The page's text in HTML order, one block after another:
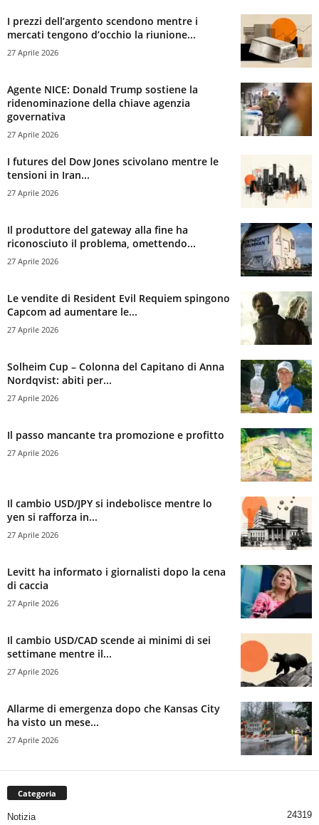
I prezzi dell’argento scendono mentre i
mercati tengono d’occhio la riunione...
27 Aprile 2026
Agente NICE: Donald Trump sostiene la
ridenominazione della chiave agenzia
governativa
27 Aprile 2026
I futures del Dow Jones scivolano mentre le
tensioni in Iran...
27 Aprile 2026
Il produttore del gateway alla fine ha
riconosciuto il problema, omettendo...
27 Aprile 2026
Le vendite di Resident Evil Requiem spingono
Capcom ad aumentare le...
27 Aprile 2026
Solheim Cup – Colonna del Capitano di Anna
Nordqvist: abiti per...
27 Aprile 2026
Il passo mancante tra promozione e profitto
27 Aprile 2026
Il cambio USD/JPY si indebolisce mentre lo
yen si rafforza in...
27 Aprile 2026
Levitt ha informato i giornalisti dopo la cena
di caccia
27 Aprile 2026
Il cambio USD/CAD scende ai minimi di sei
settimane mentre il...
27 Aprile 2026
Allarme di emergenza dopo che Kansas City
ha visto un mese...
27 Aprile 2026
Categoria
Notizia 24319